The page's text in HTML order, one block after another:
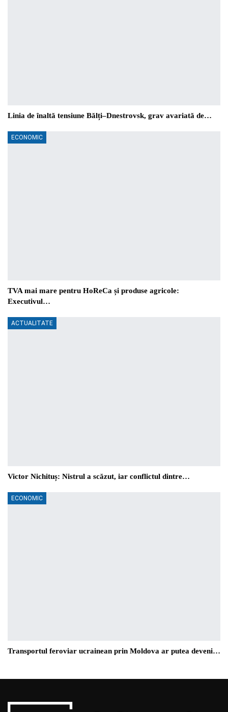
Linia de înaltă tensiune Bălți–Dnestrovsk, grav avariată de…
ECONOMIC
TVA mai mare pentru HoReCa și produse agricole:
Executivul…
ACTUALITATE
Victor Nichituș: Nistrul a scăzut, iar conflictul dintre…
ECONOMIC
Transportul feroviar ucrainean prin Moldova ar putea deveni…